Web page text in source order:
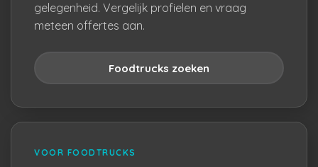
gelegenheid. Vergelijk profielen en vraag
meteen offertes aan.
Foodtrucks zoeken
VOOR FOODTRUCKS